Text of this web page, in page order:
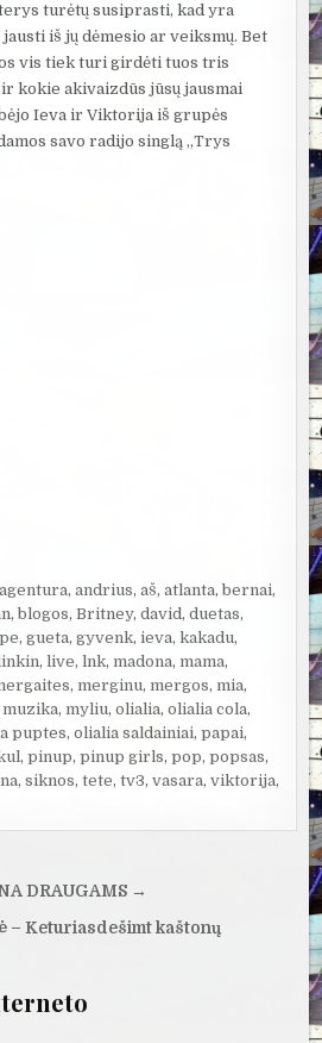
turėtų susiprasti, kad yra
iš jų dėmesio ar veiksmų. Bet
vis tiek turi girdėti tuos tris
kokie akivaizdūs jūsų jausmai
Ieva ir Viktorija iš grupės
savo radijo singlą „Trys
agentura,andrius,aš,atlanta,bernai,
,blogos,Britney,david,duetas,
,gueta,gyvenk,ieva,kakadu,
,live,lnk,madona,mama,
,merginu,mergos,mia,
muzika,myliu,olialia,olialia cola,
puptes,olialia saldainiai,papai,
,pinup,pinup girls,pop,popsas,
,siknos,tete,tv3,vasara,viktorija,
DRAUGAMS →
– Keturiasdešimt kaštonų